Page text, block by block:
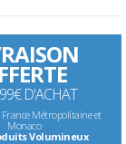
D'ACHAT
France Métropolitaine et
Monaco
Volumineux